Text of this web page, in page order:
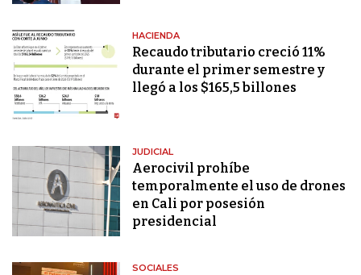
HACIENDA
Recaudo tributario creció 11%
durante el primer semestre y
llegó a los $165,5 billones
JUDICIAL
Aerocivil prohíbe
temporalmente el uso de drones
en Cali por posesión
presidencial
SOCIALES